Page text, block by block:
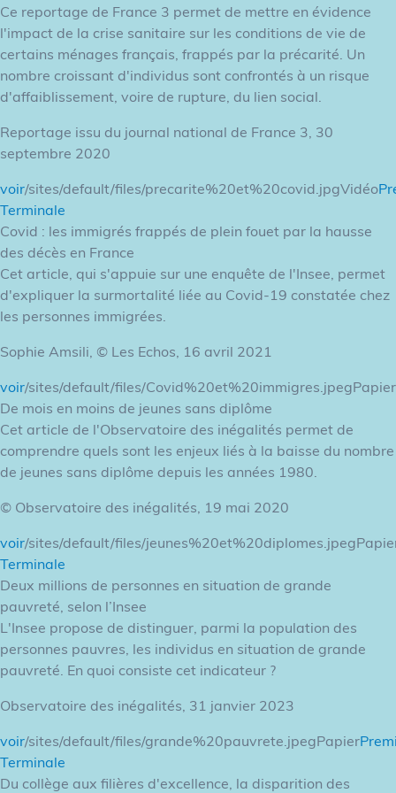
Ce reportage de France 3 permet de mettre en évidence
l'impact de la crise sanitaire sur les conditions de vie de
certains ménages français, frappés par la précarité. Un
nombre croissant d'individus sont confrontés à un risque
d'affaiblissement, voire de rupture, du lien social.
Reportage issu du journal national de France 3, 30
septembre 2020
voir/sites/default/files/precarite%20et%20covid.jpgVidéo
Terminale
Covid : les immigrés frappés de plein fouet par la hausse
des décès en France
Cet article, qui s'appuie sur une enquête de l'Insee, permet
d'expliquer la surmortalité liée au Covid-19 constatée chez
les personnes immigrées.
Sophie Amsili, © Les Echos, 16 avril 2021
voir/sites/default/files/Covid%20et%20immigres.jpegPapier
De mois en moins de jeunes sans diplôme
Cet article de l'Observatoire des inégalités permet de
comprendre quels sont les enjeux liés à la baisse du nombre
de jeunes sans diplôme depuis les années 1980.
© Observatoire des inégalités, 19 mai 2020
voir/sites/default/files/
Terminale
Deux millions de personnes en situation de grande
pauvreté, selon l’Insee
L'Insee propose de distinguer, parmi la population des
personnes pauvres, les individus en situation de grande
pauvreté. En quoi consiste cet indicateur ?
Observatoire des inégalités, 31 janvier 2023
voir/sites/default/files/grande%20pauvrete.jpegPapier
Terminale
Du collège aux filières d'excellence, la disparition des